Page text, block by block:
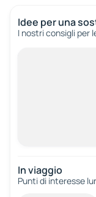
Idee per una
I nostri consigli per
In viaggio
Punti di interesse